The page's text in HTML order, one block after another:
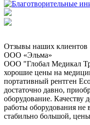
Отзывы наших клиентов
ООО «Эльма»
ООО "Глобал Медикал
хорошие цены на
портативный рентген
достаточно давно,
оборудование. Качеству
работы оборудования не
стабильно большой,